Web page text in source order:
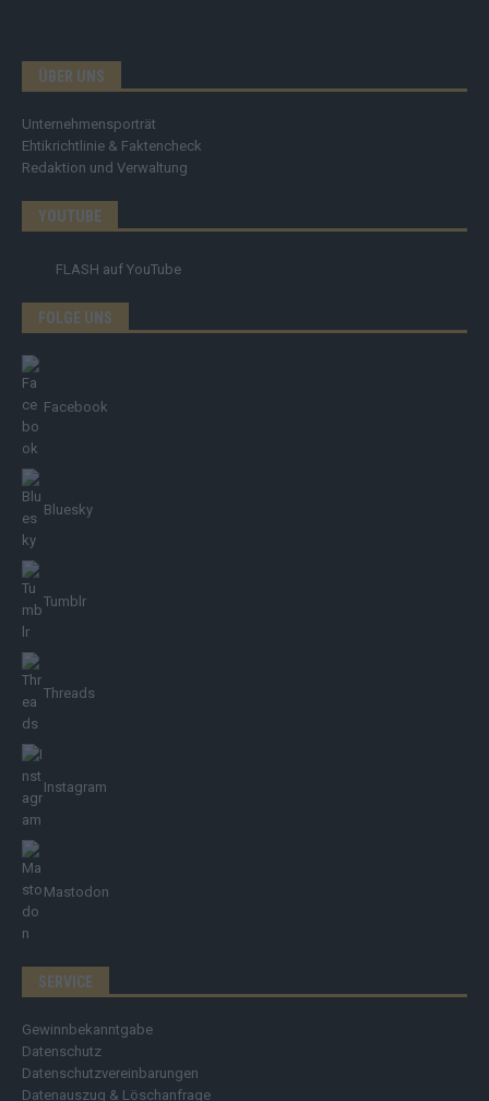
ÜBER UNS
Unternehmensporträt
Ehtikrichtlinie & Faktencheck
Redaktion und Verwaltung
YOUTUBE
FLASH auf YouTube
FOLGE UNS
Facebook
Bluesky
Tumblr
Threads
Instagram
Mastodon
SERVICE
Gewinnbekanntgabe
Datenschutz
Datenschutzvereinbarungen
Datenauszug & Löschanfrage